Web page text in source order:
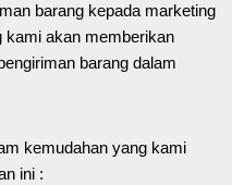
barang kepada marketing
kami akan memberikan
barang dalam
kemudahan yang kami
ini :